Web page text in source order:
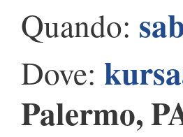
Quando:
Dove:
Palermo,